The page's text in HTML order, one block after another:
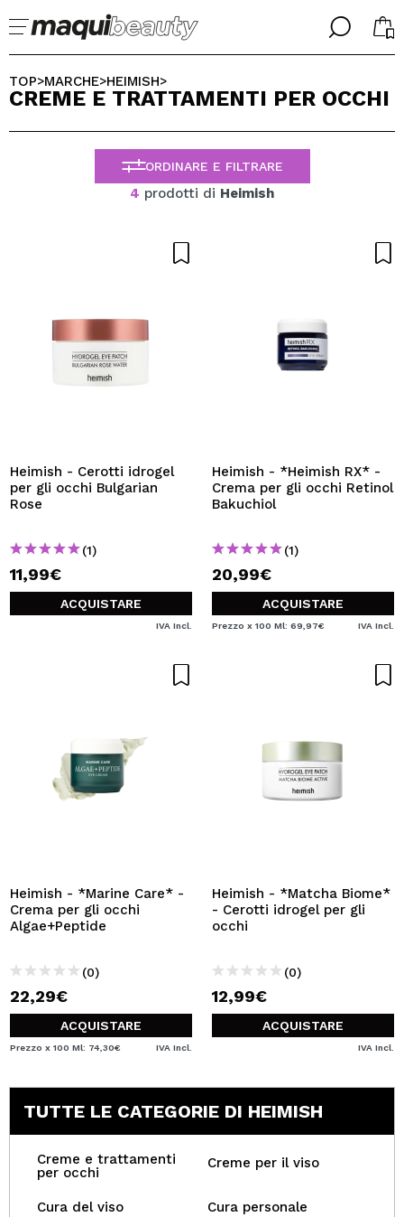
╳
Sono già #maquilover, ho un account
Ha dimenticato la password?
Non ho un account qui
acquisti velocemente, controllare lo stato dei tuoi ordini e
consultare le tue operazioni precedenti.
CREARE UN ACCOUNT
╳
SELEZIONA LA TUA LINGUA
ITALIANO
ESPAÑOL
ENGLISH
FRANCES
TOP>MARCHE>HEIMISH>
CREME E TRATTAMENTI PER OCCHI
ORDINARE E FILTRARE
4 prodotti di Heimish
Heimish - Cerotti idrogel
per gli occhi Bulgarian
Rose
(1)
11,99€
ACQUISTARE
IVA Incl.
Heimish - *Heimish RX* -
Crema per gli occhi Retinol
Bakuchiol
(1)
20,99€
ACQUISTARE
Prezzo x 100 Ml: 69,97€ IVA Incl.
Heimish - *Marine Care* -
Crema per gli occhi
Algae+Peptide
(0)
22,29€
ACQUISTARE
Prezzo x 100 Ml: 74,30€ IVA Incl.
Heimish - *Matcha Biome*
- Cerotti idrogel per gli
occhi
(0)
12,99€
ACQUISTARE
IVA Incl.
TUTTE LE CATEGORIE DI HEIMISH
Creme e trattamenti
per occhi
Creme per il viso
Cura del viso Cura personale